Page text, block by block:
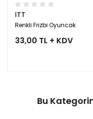
ITT
Renkli Frizbi Oyuncak
33,00 TL + KDV
Bu